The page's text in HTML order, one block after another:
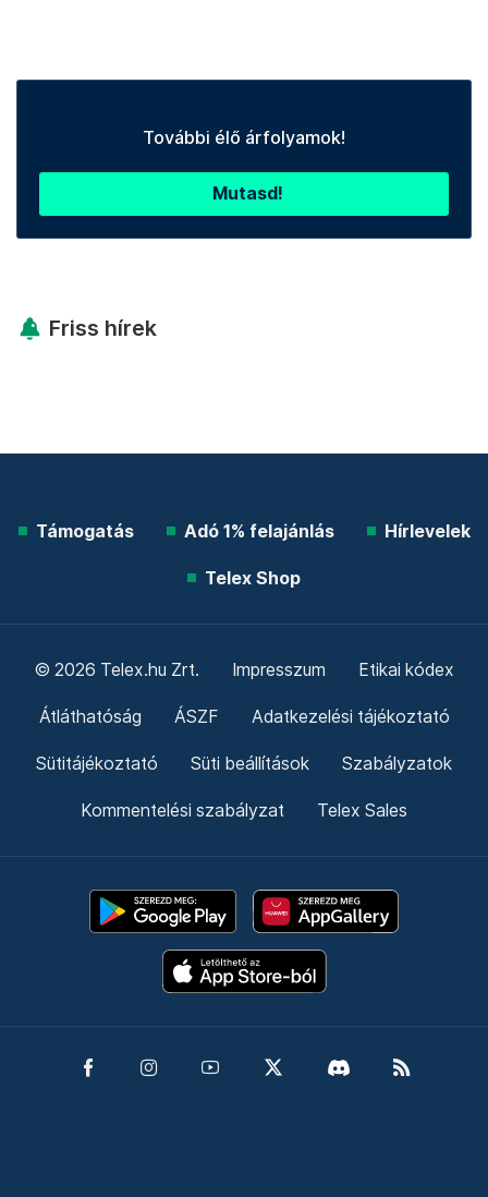
További élő árfolyamok!
Mutasd!
Friss hírek
Támogatás Adó 1% felajánlás Hírlevelek
Telex Shop
© 2026 Telex.hu Zrt. Impresszum Etikai kódex
Átláthatóság ÁSZF Adatkezelési tájékoztató
Sütitájékoztató Süti beállítások Szabályzatok
Kommentelési szabályzat Telex Sales